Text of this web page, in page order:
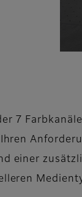
7
einer